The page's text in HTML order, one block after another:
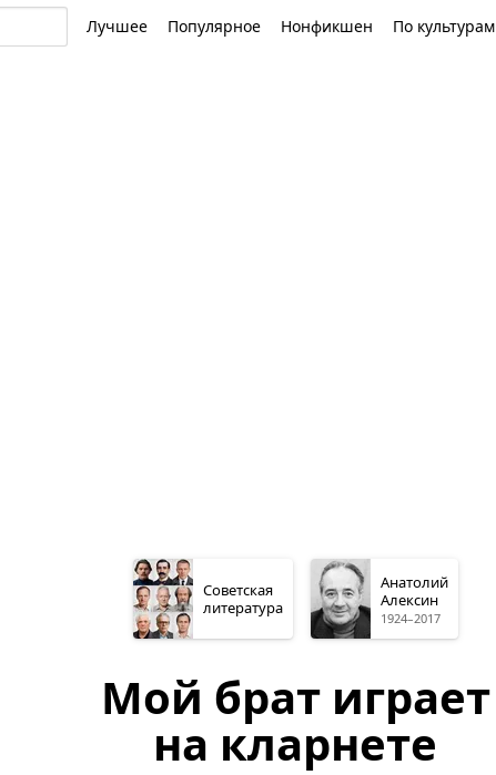
Лучшее Популярное Нонфикшен По культурам
Советская
литература
Анатолий
Алексин
1924–2017
Мой брат играет
на кларнете